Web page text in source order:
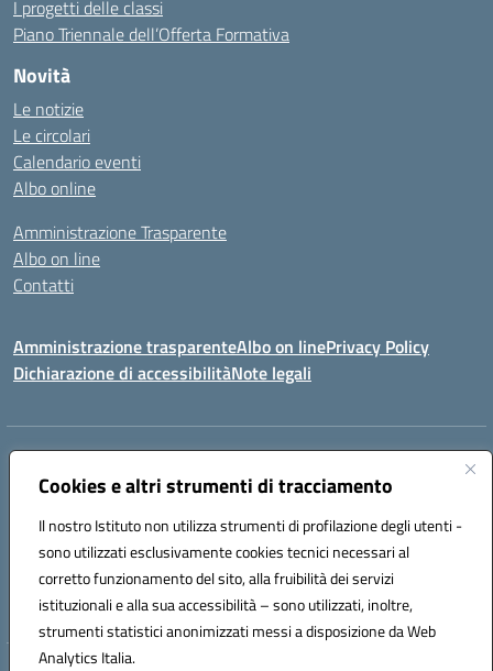
Cookies e altri strumenti di tracciamento
Il nostro Istituto non utilizza strumenti di profilazione degli utenti -
sono utilizzati esclusivamente cookies tecnici necessari al
corretto funzionamento del sito, alla fruibilità dei servizi
istituzionali e alla sua accessibilità – sono utilizzati, inoltre,
strumenti statistici anonimizzati messi a disposizione da Web
Analytics Italia.
I progetti delle classi
Piano Triennale dell’Offerta Formativa
Novità
Le notizie
Le circolari
Calendario eventi
Albo online
Amministrazione Trasparente
Albo on line
Contatti
Amministrazione trasparenteAlbo on linePrivacy Policy
Dichiarazione di accessibilitàNote legali
Indirizzo:
Centralino:078170786 Email:caic875002@istruzione.it
Codice fiscale: 90027700922
Codice meccanografico:
CAIC875002
Codice unico di fatturazione (CUF): UFVRG0